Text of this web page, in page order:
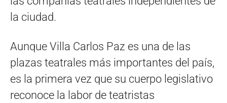
la ciudad.
Aunque Villa Carlos Paz es una de las
plazas teatrales más importantes del país,
es la primera vez que su cuerpo legislativo
reconoce la labor de teatristas